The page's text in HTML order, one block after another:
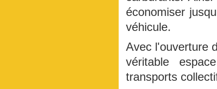
économiser
véhicule.
Avec l'ouverture
véritable
transports